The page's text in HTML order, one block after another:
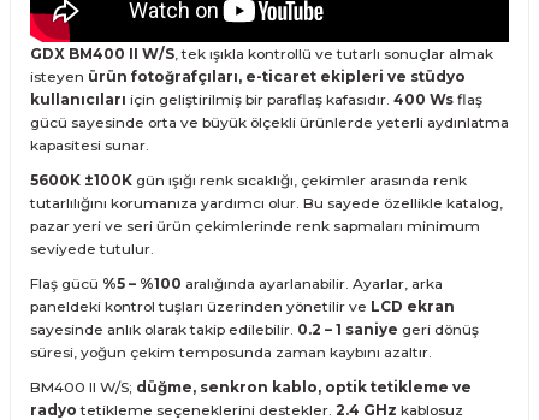
GDX BM400 II W/S, tek ışıkla kontrollü ve tutarlı sonuçlar almak
isteyen ürün fotoğrafçıları, e-ticaret ekipleri ve stüdyo
kullanıcıları için geliştirilmiş bir paraflaş kafasıdır. 400 Ws flaş
gücü sayesinde orta ve büyük ölçekli ürünlerde yeterli aydınlatma
kapasitesi sunar.
5600K ±100K gün ışığı renk sıcaklığı, çekimler arasında renk
tutarlılığını korumanıza yardımcı olur. Bu sayede özellikle katalog,
pazar yeri ve seri ürün çekimlerinde renk sapmaları minimum
seviyede tutulur.
Flaş gücü %5 – %100 aralığında ayarlanabilir. Ayarlar, arka
paneldeki kontrol tuşları üzerinden yönetilir ve LCD ekran
sayesinde anlık olarak takip edilebilir. 0.2 – 1 saniye geri dönüş
süresi, yoğun çekim temposunda zaman kaybını azaltır.
BM400 II W/S; düğme, senkron kablo, optik tetikleme ve
radyo tetikleme seçeneklerini destekler. 2.4 GHz kablosuz